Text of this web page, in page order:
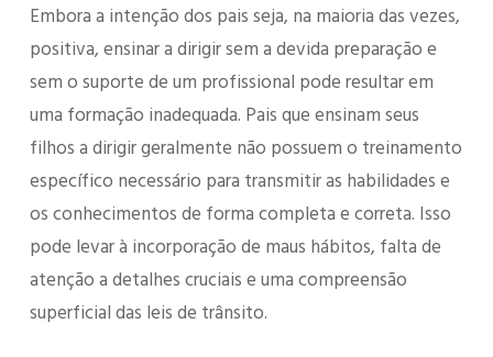
Embora a intenção dos pais seja, na maioria das vezes,
positiva, ensinar a dirigir sem a devida preparação e
sem o suporte de um profissional pode resultar em
uma formação inadequada. Pais que ensinam seus
filhos a dirigir geralmente não possuem o treinamento
específico necessário para transmitir as habilidades e
os conhecimentos de forma completa e correta. Isso
pode levar à incorporação de maus hábitos, falta de
atenção a detalhes cruciais e uma compreensão
superficial das leis de trânsito.